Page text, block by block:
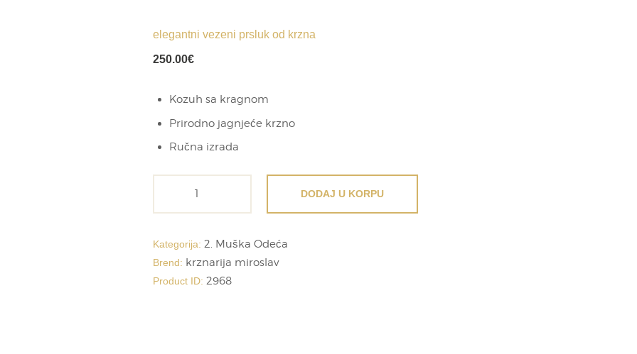
elegantni vezeni prsluk od krzna
250.00€
Kozuh sa kragnom
Prirodno jagnjeće krzno
Ručna izrada
od
krzna
količina
DODAJ U KORPU
Kategorija: 2. Muška Odeća
Brend: krznarija miroslav
Product ID: 2968